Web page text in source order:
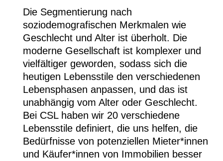
Die Segmentierung nach
soziodemografischen Merkmalen wie
Geschlecht und Alter ist überholt. Die
moderne Gesellschaft ist komplexer und
vielfältiger geworden, sodass sich die
heutigen Lebensstile den verschiedenen
Lebensphasen anpassen, und das ist
unabhängig vom Alter oder Geschlecht.
Bei CSL haben wir 20 verschiedene
Lebensstile definiert, die uns helfen, die
Bedürfnisse von potenziellen Mieter*innen
und Käufer*innen von Immobilien besser